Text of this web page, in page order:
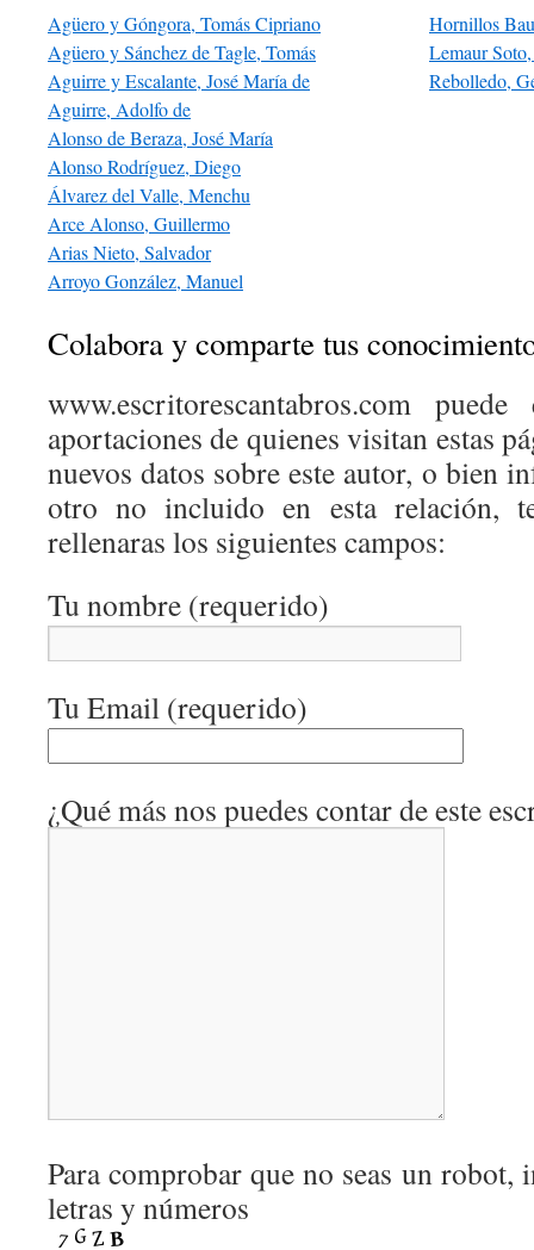
Agüero y Góngora, Tomás Cipriano
Agüero y Sánchez de Tagle, Tomás
Aguirre y Escalante, José María de
Aguirre, Adolfo de
Alonso de Beraza, José María
Alonso Rodríguez, Diego
Álvarez del Valle, Menchu
Arce Alonso, Guillermo
Arias Nieto, Salvador
Arroyo González, Manuel
Hornillos
Lemaur
Rebolledo,
Colabora y comparte tus
www.escritorescantabros.com
aportaciones de quienes visitan estas
nuevos datos sobre este autor, o bien
otro no incluido en esta relación,
rellenaras los siguientes campos:
Tu nombre (requerido)
Tu Email (requerido)
¿Qué más nos puedes contar de este
Para comprobar que no seas un robot,
letras y números